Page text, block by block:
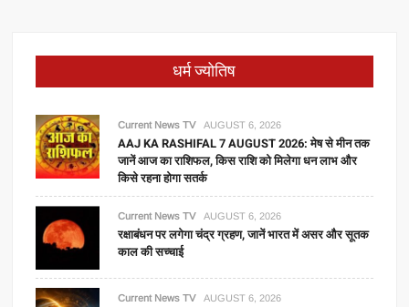
धर्म ज्योतिष
Current News TV AUGUST 6, 2026
AAJ KA RASHIFAL 7 AUGUST 2026: मेष से मीन तक
जानें आज का राशिफल, किस राशि को मिलेगा धन लाभ और
किसे रहना होगा सतर्क
Current News TV AUGUST 6, 2026
रक्षाबंधन पर लगेगा चंद्र ग्रहण, जानें भारत में असर और सूतक
काल की सच्चाई
Current News TV AUGUST 6, 2026